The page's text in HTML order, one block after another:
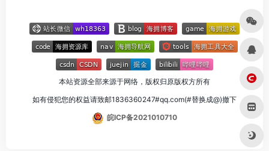
本站资源全部来源于网络，版权归原版权方所有
如有侵犯您的权益请致邮1836360247#qq.com(#替换成@)撤下
皖ICP备2021010710